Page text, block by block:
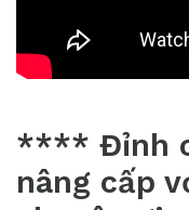
**** Đỉnh
nâng cấp